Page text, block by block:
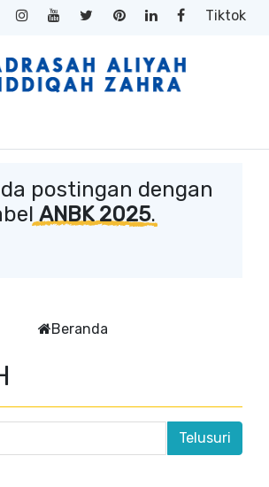
Tiktok
postingan dengan
ANBK 2025.
Beranda